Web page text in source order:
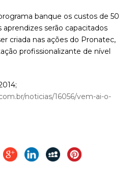
banque os custos de 50
serão capacitados
criada nas ações do Pronatec,
profissionalizante de nível
noticias/16056/vem-ai-o-